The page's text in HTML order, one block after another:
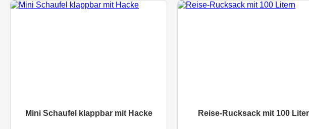
Mini Schaufel klappbar mit Hacke Reise-Rucksack mit 100